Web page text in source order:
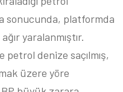
sonucunda, platformda
yaralanmıştır.
petrol denize saçılmış,
üzere yöre